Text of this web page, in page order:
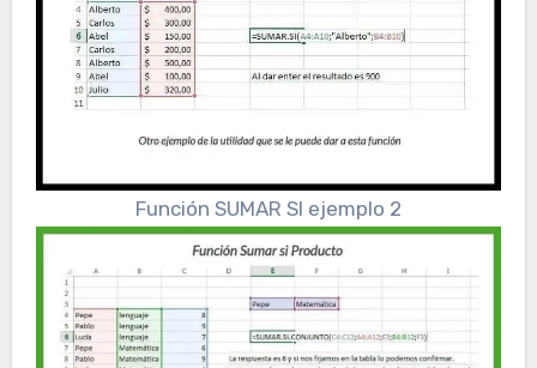
Función SUMAR SI ejemplo 2